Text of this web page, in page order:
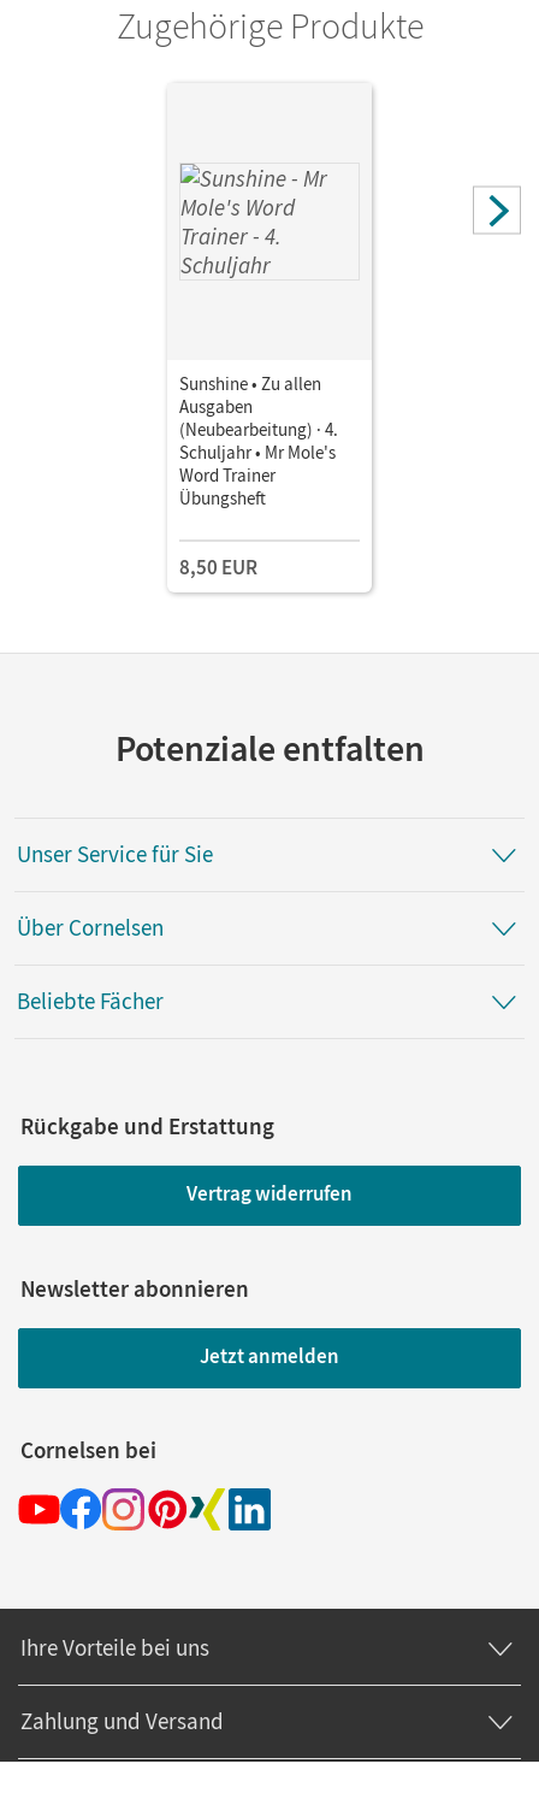
Zugehörige Produkte
Sunshine • Zu allen
Ausgaben
(Neubearbeitung) · 4.
Schuljahr • Mr Mole's
Word Trainer
Übungsheft
8,50 EUR
Potenziale entfalten
Unser Service für Sie
Über Cornelsen
Beliebte Fächer
Rückgabe und Erstattung
Vertrag widerrufen
Newsletter abonnieren
Jetzt anmelden
Cornelsen bei
Ihre Vorteile bei uns
Zahlung und Versand